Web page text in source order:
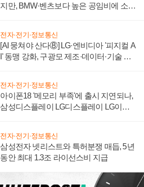
지만, BMW·벤츠보다 높은 공임비에 소비
전자·전기·정보통신
[AI 뭉쳐야 산다⑧] LG·엔비디아 '피지컬 A
I' 동맹 강화, 구광모 제조·데이터·기술 결
전자·전기·정보통신
아이폰18 '메모리 부족'에 출시 지연되나,
삼성디스플레이 LG디스플레이 LG이노
전자·전기·정보통신
삼성전자 넷리스트와 특허분쟁 매듭, 5년
동안 최대 1.3조 라이선스비 지급